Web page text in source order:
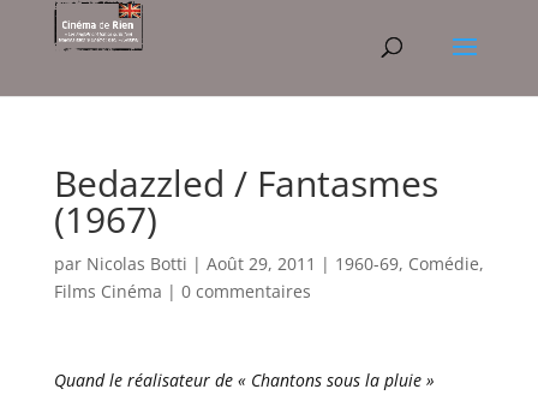
Bedazzled / Fantasmes
(1967)
par Nicolas Botti | Août 29, 2011 | 1960-69, Comédie,
Films Cinéma | 0 commentaires
Quand le réalisateur de « Chantons sous la pluie »